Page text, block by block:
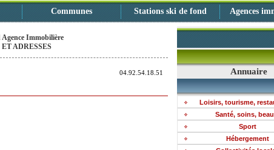
Communes Stations ski de fond Agences
Immobilière
ADRESSES
04.92.54.18.51 Annuaire
Loisirs, tourisme,
Santé, soins,
Sport
Hébergement